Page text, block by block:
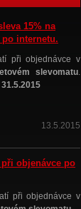
15% na
internetu.
při objednávce v
slevomatu.
31.5.2015
13.5.2015
objenávce po
při objednávce v